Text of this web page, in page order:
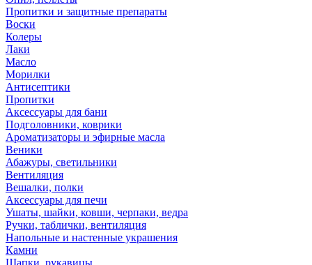
Пропитки и защитные препараты
Воски
Колеры
Лаки
Масло
Морилки
Антисептики
Пропитки
Аксессуары для бани
Подголовники, коврики
Ароматизаторы и эфирные масла
Веники
Абажуры, светильники
Вентиляция
Вешалки, полки
Аксессуары для печи
Ушаты, шайки, ковши, черпаки, ведра
Ручки, таблички, вентиляция
Напольные и настенные украшения
Камни
Шапки, рукавицы